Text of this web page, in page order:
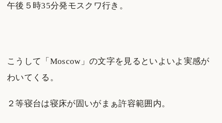
午後５時35分発モスクワ行き。
こうして「Moscow」の文字を見るといよいよ実感が
わいてくる。
２等寝台は寝床が固いがまぁ許容範囲内。